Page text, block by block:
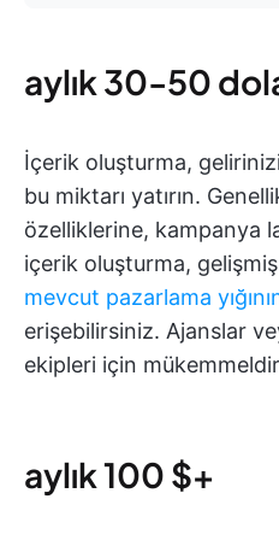
aylık 30-50
İçerik oluşturma,
bu miktarı yatırın.
özelliklerine, kampanya
içerik oluşturma,
mevcut pazarlama
erişebilirsiniz. Ajanslar
ekipleri için
aylık 100 $+